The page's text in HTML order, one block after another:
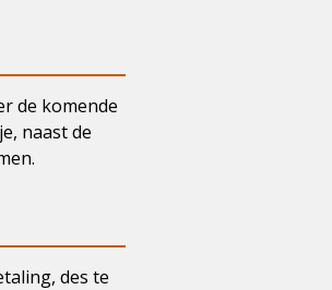
de komende
naast de
des te